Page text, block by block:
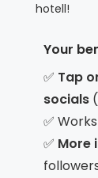
hotell!
Your
✅ Tap
socials
✅
✅ More